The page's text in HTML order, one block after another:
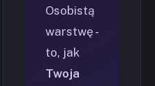
Osobistą
warstwę -
to, jak
Twoja